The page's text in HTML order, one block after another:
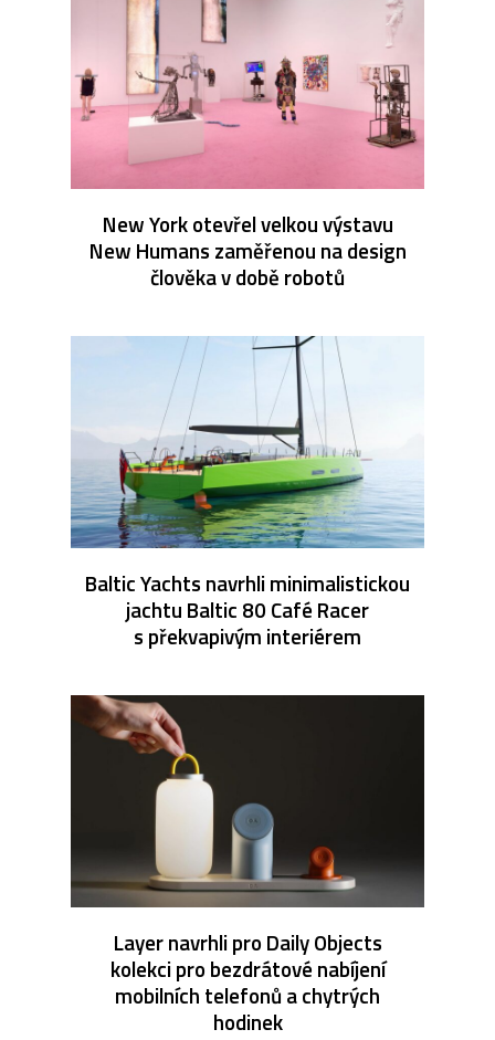
New York otevřel velkou výstavu
New Humans zaměřenou na design
člověka v době robotů
Baltic Yachts navrhli minimalistickou
jachtu Baltic 80 Café Racer
s překvapivým interiérem
Layer navrhli pro Daily Objects
kolekci pro bezdrátové nabíjení
mobilních telefonů a chytrých
hodinek